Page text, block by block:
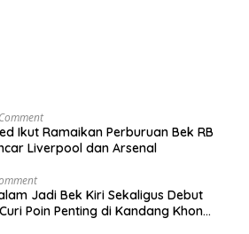
Ikut Ramaikan Perburuan Bek RB
Liverpool dan Arsenal
Jadi Bek Kiri Sekaligus Debut
Poin Penting di Kandang Khon